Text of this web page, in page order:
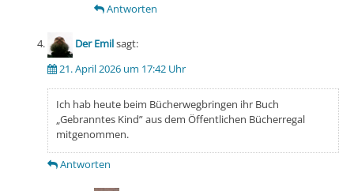
Antworten
Der Emilsagt:
21. April 2026 um 17:42 Uhr
Ich hab heute beim Bücherwegbringen ihr Buch
„Gebranntes Kind” aus dem Öffentlichen Bücherregal
mitgenommen.
Antworten